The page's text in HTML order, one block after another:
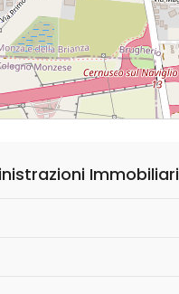
Immobiliari